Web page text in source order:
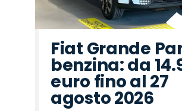
Fiat Grande
benzina: da
euro fino al 27
agosto 2026